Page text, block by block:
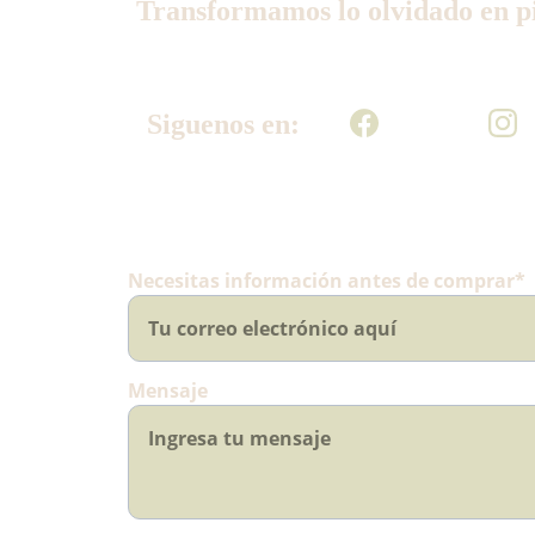
Transformamos lo olvidado en
Necesitas información antes de comprar*
Mensaje
Siguenos en: